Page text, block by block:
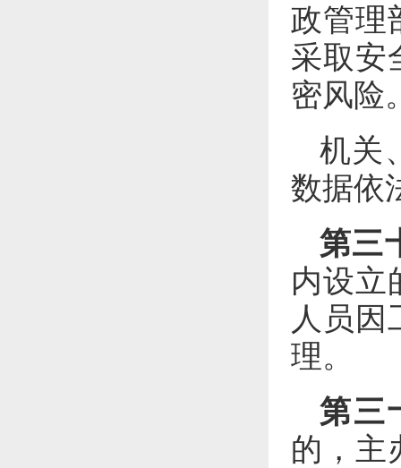
政管理
采取安
密风险
机关
数据依
第三
内设立
人员
理。
第三
的，主